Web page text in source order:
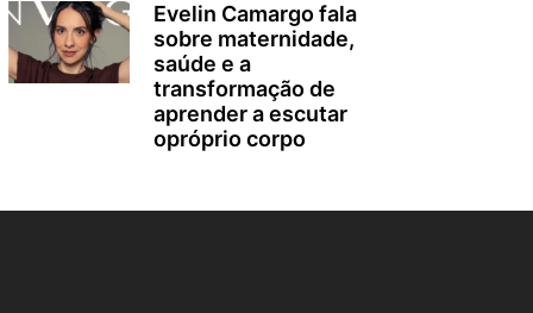
Evelin Camargo fala
sobre maternidade,
saúde e a
transformação de
aprender a escutar
opróprio corpo